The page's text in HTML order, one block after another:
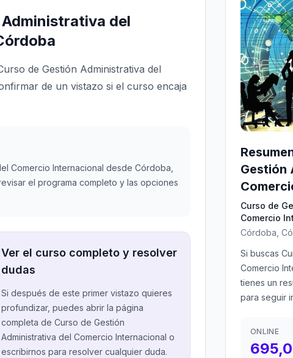
del
de Gestión Administrativa del
de un vistazo si el curso encaja
Comercio Internacional desde Córdoba,
el programa completo y las opciones
Ver el curso completo y resolver
dudas
Si después de este primer vistazo quieres
profundizar, puedes abrir la página
completa de Curso de Gestión
Administrativa del Comercio Internacional o
escribirnos para resolver cualquier duda.
Gestión
Curso de
Comercio
Córdoba,
Si buscas
Comercio
tienes un
para seguir
ONLINE